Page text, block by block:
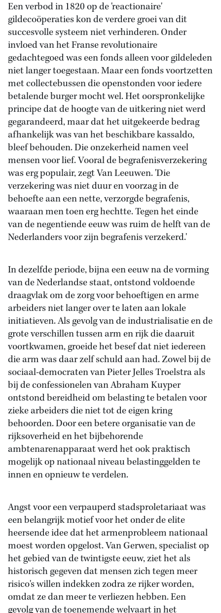
Een verbod in 1820 op de 'reactionaire'
gildecoöperaties kon de verdere groei van dit
succesvolle systeem niet verhinderen. Onder
invloed van het Franse revolutionaire
gedachtegoed was een fonds alleen voor gildeleden
niet langer toegestaan. Maar een fonds voortzetten
met collectebussen die openstonden voor iedere
betalende burger mocht wel. Het oorspronkelijke
principe dat de hoogte van de uitkering niet werd
gegarandeerd, maar dat het uitgekeerde bedrag
afhankelijk was van het beschikbare kassaldo,
bleef behouden. Die onzekerheid namen veel
mensen voor lief. Vooral de begrafenisverzekering
was erg populair, zegt Van Leeuwen. 'Die
verzekering was niet duur en voorzag in de
behoefte aan een nette, verzorgde begrafenis,
waaraan men toen erg hechtte. Tegen het einde
van de negentiende eeuw was ruim de helft van de
Nederlanders voor zijn begrafenis verzekerd.'
In dezelfde periode, bijna een eeuw na de vorming
van de Nederlandse staat, ontstond voldoende
draagvlak om de zorg voor behoeftigen en arme
arbeiders niet langer over te laten aan lokale
initiatieven. Als gevolg van de industrialisatie en de
grote verschillen tussen arm en rijk die daaruit
voortkwamen, groeide het besef dat niet iedereen
die arm was daar zelf schuld aan had. Zowel bij de
sociaal-democraten van Pieter Jelles Troelstra als
bij de confessionelen van Abraham Kuyper
ontstond bereidheid om belasting te betalen voor
zieke arbeiders die niet tot de eigen kring
behoorden. Door een betere organisatie van de
rijksoverheid en het bijbehorende
ambtenarenapparaat werd het ook praktisch
mogelijk op nationaal niveau belastinggelden te
innen en opnieuw te verdelen.
Angst voor een verpauperd stadsproletariaat was
een belangrijk motief voor het onder de elite
heersende idee dat het armenprobleem nationaal
moest worden opgelost. Van Gerwen, specialist op
het gebied van de twintigste eeuw, ziet het als
historisch gegeven dat mensen zich tegen meer
risico's willen indekken zodra ze rijker worden,
omdat ze dan meer te verliezen hebben. Een
gevolg van de toenemende welvaart in het